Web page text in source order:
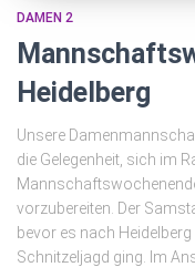
DAMEN 2
Heidelberg
Unsere
die Gelegenheit, sich im
vorzubereiten. Der
bevor es nach
Schnitzeljagd ging. Im